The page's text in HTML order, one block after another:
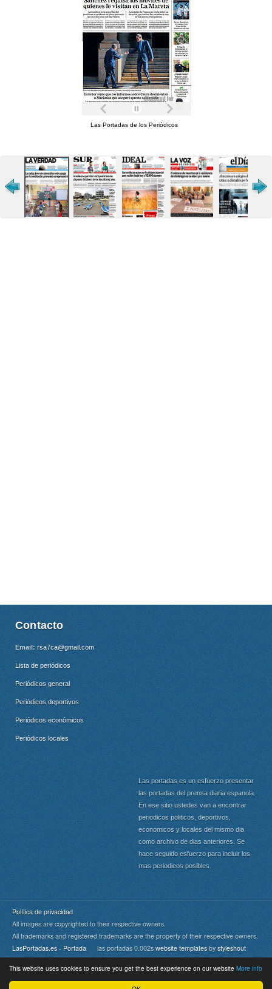
This website uses cookies to ensure you get the best experience on our website More info
Las Portadas de los Periódicos
Contacto
Email: rsa7ca@gmail.com
Lista de periódicos
Periódicos general
Periódicos deportivos
Periódicos económicos
Periódicos locales
Las portadas es un esfuerzo presentar
las portadas del prensa diaria espanola.
En ese sitio ustedes van a encontrar
periodicos politicos, deportivos,
economicos y locales del mismo dia
como archivo de dias anteriores. Se
hace seguido esfuerzo para incluir los
mas periodicos posibles.
Política de privacidad
All images are copyrighted to their respective owners.
All trademarks and registered trademarks are the property of their respective owners.
LasPortadas.es - Portada las portadas 0.002s website templates by styleshout